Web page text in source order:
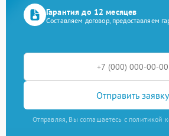
Гарантия до 12 месяцев
Составляем договор, предоставляем
Отправить заявку
Отправляя, Вы соглашаетесь с политикой